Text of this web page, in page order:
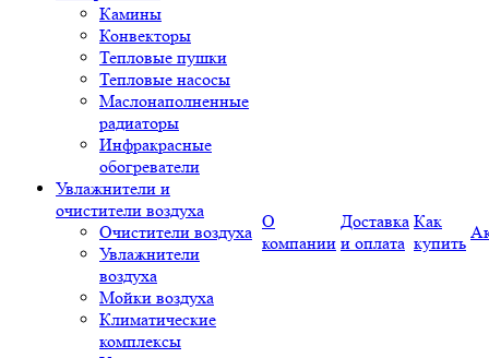
Камины
Конвекторы
Тепловые пушки
Тепловые насосы
Маслонаполненные
радиаторы
Инфракрасные
обогреватели
Увлажнители и
очистители воздуха
Очистители воздуха
Увлажнители
воздуха
Мойки воздуха
Климатические
комплексы
О
компании
Доставка
и оплата
Как
купить